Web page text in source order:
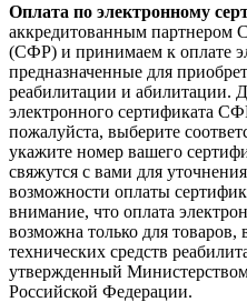
Оплата по электронному
аккредитованным партнером
(СФР) и принимаем к оплате
предназначенные для
реабилитации и абилитации.
электронного сертификата
пожалуйста, выберите
укажите номер вашего
свяжутся с вами для
возможности оплаты
внимание, что оплата
возможна только для
технических средств
утвержденный
Российской Федерации.